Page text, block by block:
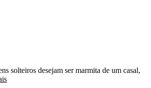
solteiros desejam ser marmita de um casal,